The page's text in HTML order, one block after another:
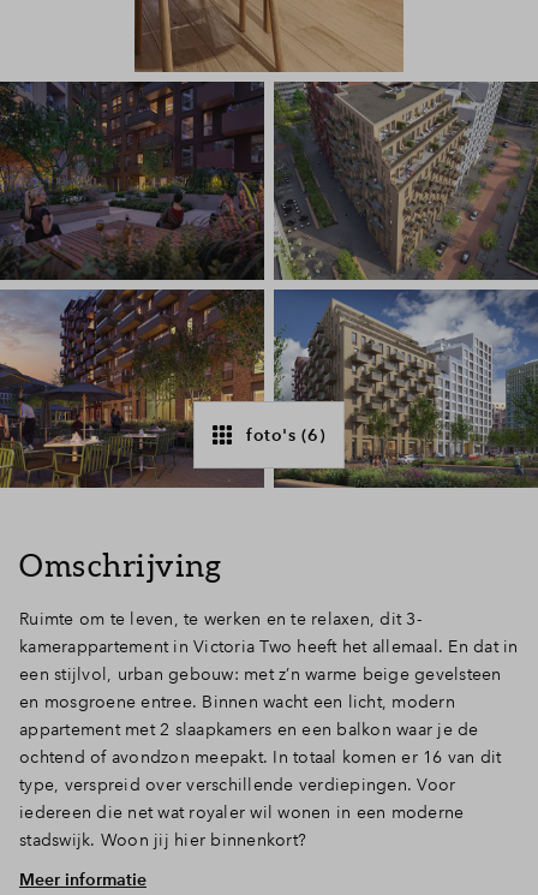
Inloggen
foto's (6)
Omschrijving
Ruimte om te leven, te werken en te relaxen, dit 3-
kamerappartement in Victoria Two heeft het allemaal. En dat in
een stijlvol, urban gebouw: met z’n warme beige gevelsteen
en mosgroene entree. Binnen wacht een licht, modern
appartement met 2 slaapkamers en een balkon waar je de
ochtend of avondzon meepakt. In totaal komen er 16 van dit
type, verspreid over verschillende verdiepingen. Voor
iedereen die net wat royaler wil wonen in een moderne
stadswijk. Woon jij hier binnenkort?
Flexibele indeling: 2 slaapkamers
Meer informatie